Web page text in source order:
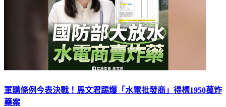
軍購條例今表決戰！馬文君踢爆「水電批發商」得標1950萬炸